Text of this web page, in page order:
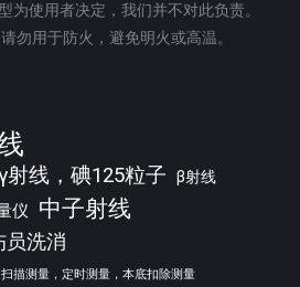
为使用者决定，我们并不对此负责。
勿用于防火，避免明火或高温。
线，碘125粒子 β射线
仪 中子射线
员洗消
描测量，定时测量，本底扣除测量